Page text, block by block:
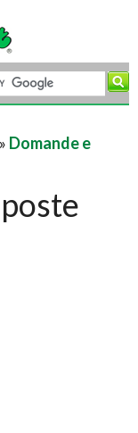
» Domande e